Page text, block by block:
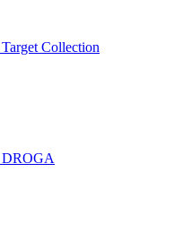
Target Collection
DROGA